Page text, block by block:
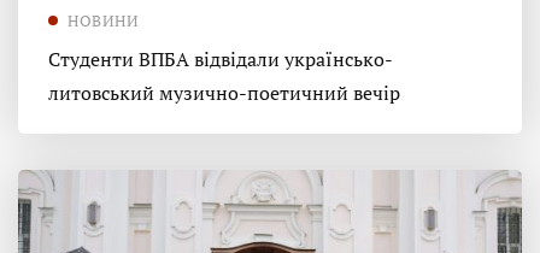
НОВИНИ
Студенти ВПБА відвідали українсько-
литовський музично-поетичний вечір